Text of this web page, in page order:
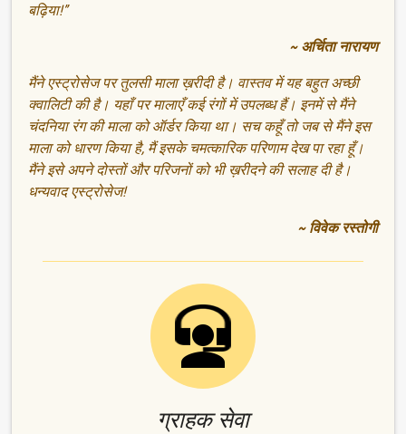
बढ़िया!”
~ अर्चिता नारायण
मैंने एस्ट्रोसेज पर तुलसी माला ख़रीदी है। वास्तव में यह बहुत अच्छी
क्वालिटी की है। यहाँ पर मालाएँ कई रंगों में उपलब्ध हैं। इनमें से मैंने
चंदनिया रंग की माला को ऑर्डर किया था। सच कहूँ तो जब से मैंने इस
माला को धारण किया है, मैं इसके चमत्कारिक परिणाम देख पा रहा हूँ।
मैंने इसे अपने दोस्तों और परिजनों को भी ख़रीदने की सलाह दी है।
धन्यवाद एस्ट्रोसेज!
~ विवेक रस्तोगी
ग्राहक सेवा